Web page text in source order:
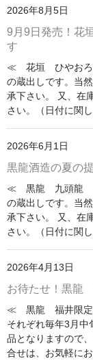
酒ぼんぼん
お勧め商品
限定品
季節商品
黒龍酒造 [黒龍
栃倉酒造 [米百
鳥屋酒造 [池月]
瀬頭酒造 [東長]
安福又四郎商
祁答院蒸留所 [
お支払・配送
2026年8月5日
9月9日発売！花
す
≪ 花垣 ひやおろ
の蔵出しです。当
承下さい。 又、在
さい。（日付に関
2026年6月1日
黒龍酒造の夏の
≪ 黒龍 九頭龍 氷
の蔵出しです。当
承下さい。 又、在
さい。（日付に関
2026年4月13日
お待たせ！黒龍
≪ 黒龍 福井限定
それぞれ毎年3月中
品となりますので
合せは、お気軽に